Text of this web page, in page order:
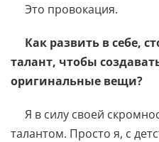
Это провокация.
Как развить в себе,
талант, чтобы
оригинальные вещи?
Я в силу своей
талантом. Просто я, с